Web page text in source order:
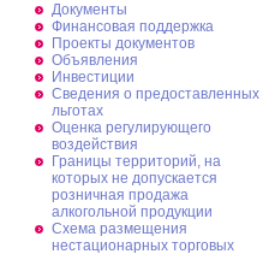
Документы
Финансовая поддержка
Проекты документов
Объявления
Инвестиции
Сведения о предоставленных
льготах
Оценка регулирующего
воздействия
Границы территорий, на
которых не допускается
розничная продажа
алкогольной продукции
Схема размещения
нестационарных торговых